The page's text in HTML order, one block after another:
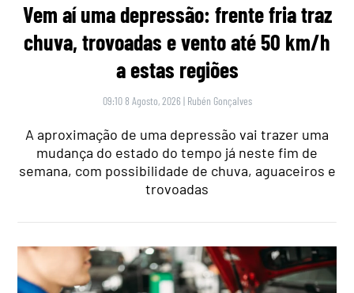
Vem aí uma depressão: frente fria traz
chuva, trovoadas e vento até 50 km/h
a estas regiões
09:10 8 Agosto, 2026 | Rubén Gonçalves
A aproximação de uma depressão vai trazer uma
mudança do estado do tempo já neste fim de
semana, com possibilidade de chuva, aguaceiros e
trovoadas